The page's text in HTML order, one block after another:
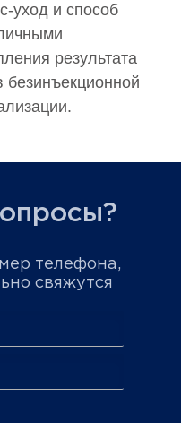
уход и способ
результата
безинъекционной
телефона,
свяжутся